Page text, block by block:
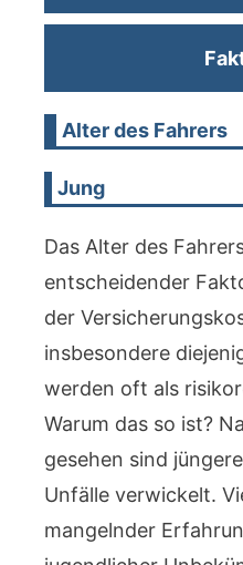
Alter des Fahrers
Jung
Das Alter des
entscheidender
der
insbesondere
werden oft als
Warum das so ist?
gesehen sind
Unfälle verwickelt.
mangelnder